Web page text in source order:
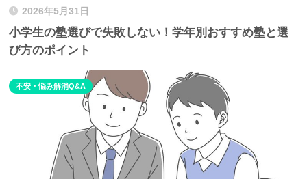
2026年5月31日
小学生の塾選びで失敗しない！学年別おすすめ塾と選
び方のポイント
不安・悩み解消Q&A